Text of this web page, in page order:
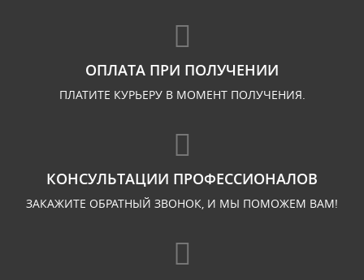
ОПЛАТА ПРИ ПОЛУЧЕНИИ
ПЛАТИТЕ КУРЬЕРУ В МОМЕНТ ПОЛУЧЕНИЯ.
КОНСУЛЬТАЦИИ ПРОФЕССИОНАЛОВ
ЗАКАЖИТЕ ОБРАТНЫЙ ЗВОНОК, И МЫ ПОМОЖЕМ ВАМ!